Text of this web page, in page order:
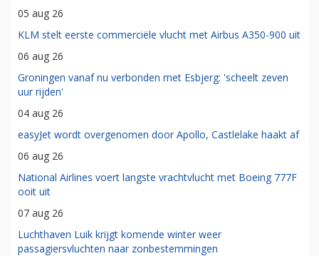
05 aug 26
KLM stelt eerste commerciële vlucht met Airbus A350-900 uit
06 aug 26
Groningen vanaf nu verbonden met Esbjerg: 'scheelt zeven
uur rijden'
04 aug 26
easyJet wordt overgenomen door Apollo, Castlelake haakt af
06 aug 26
National Airlines voert langste vrachtvlucht met Boeing 777F
ooit uit
07 aug 26
Luchthaven Luik krijgt komende winter weer
passagiersvluchten naar zonbestemmingen